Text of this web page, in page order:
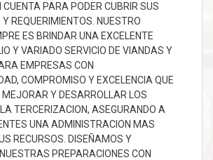
PARA PODER CUBRIR SUS
REQUERIMIENTOS. NUESTRO
ES BRINDAR UNA EXCELENTE
Y VARIADO SERVICIO DE VIANDAS Y
EMPRESAS CON
COMPROMISO Y EXCELENCIA QUE
Y DESARROLLAR LOS
LA TERCERIZACION, ASEGURANDO A
UNA ADMINISTRACION MAS
RECURSOS. DISEÑAMOS Y
PREPARACIONES CON